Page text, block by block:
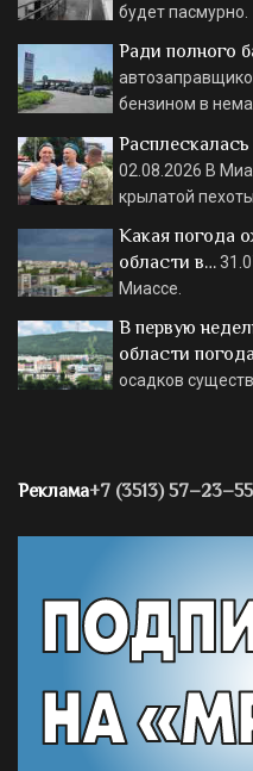
будет пасмурно.
Ради полного
бензином в
02.08.2026 В
крылатой пехоты.
Какая погода
области в…
Миассе.
В первую
области
осадков
Реклама+7 (3513) 57–23–55